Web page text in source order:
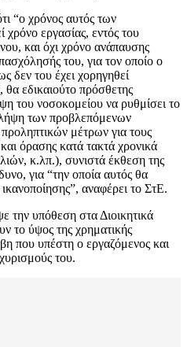
“ο χρόνος αυτός των
χρόνο εργασίας, εντός του
και όχι χρόνο ανάπαυσης
του, για τον οποίο ο
δεν του έχει χορηγηθεί
θα εδικαιούτο πρόσθετης
του νοσοκομείου να ρυθμίσει το
των προβλεπόμενων
μέτρων για τους
όρασης κατά τακτά χρονικά
κ.λπ.), συνιστά έκθεση της
για “την οποία αυτός θα
αναφέρει το ΣτΕ.
την υπόθεση στα Διοικητικά
το ύψος της χρηματικής
που υπέστη ο εργαζόμενος και
του.